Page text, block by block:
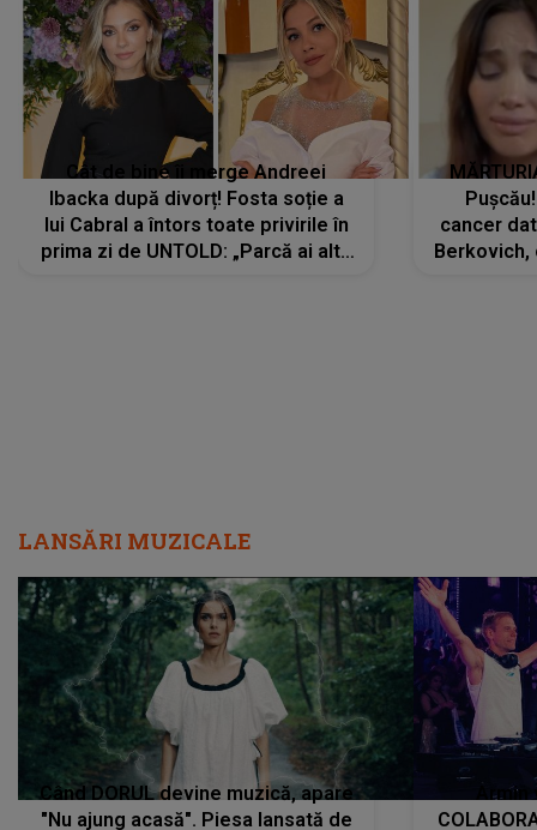
Cât de bine îi merge Andreei
Ibacka după divorț! Fosta soție a
lui Cabral a întors toate privirile în
prima zi de UNTOLD: „Parcă ai altă
cancer
LANSĂRI MUZICALE
Când DORUL devine muzică, apare
"Nu ajung acasă". Piesa lansată de